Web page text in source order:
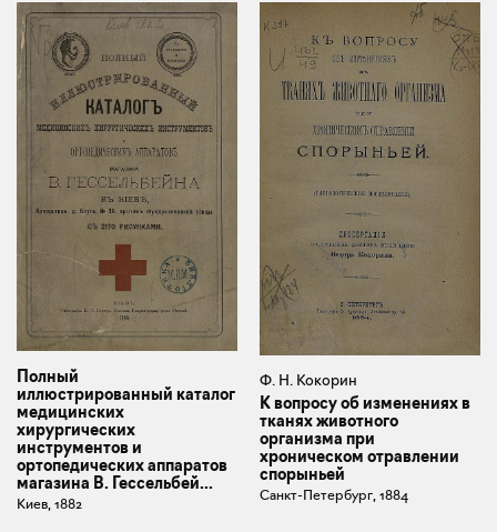
Полный
иллюстрированный каталог
медицинских
хирургических
инструментов и
ортопедических аппаратов
магазина В. Гессельбей...
Киев, 1882
Ф. Н. Кокорин
К вопросу об изменениях в
тканях животного
организма при
хроническом отравлении
спорыньей
Санкт-Петербург, 1884